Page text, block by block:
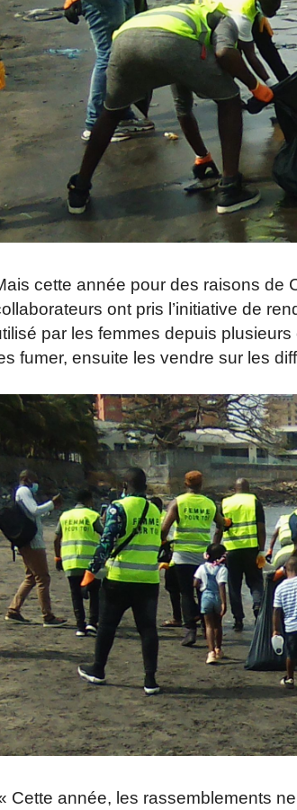
cette année pour des raisons de
ont pris l’initiative de
par les femmes depuis
fumer, ensuite les vendre sur les
Cette année, les rassemblements